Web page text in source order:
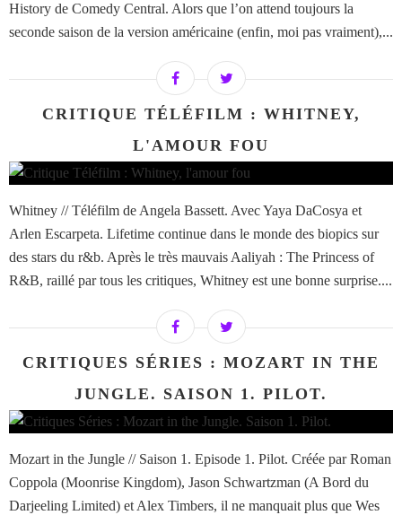
History de Comedy Central. Alors que l’on attend toujours la
seconde saison de la version américaine (enfin, moi pas vraiment),...
CRITIQUE TÉLÉFILM : WHITNEY,
L'AMOUR FOU
Whitney // Téléfilm de Angela Bassett. Avec Yaya DaCosya et
Arlen Escarpeta. Lifetime continue dans le monde des biopics sur
des stars du r&b. Après le très mauvais Aaliyah : The Princess of
R&B, raillé par tous les critiques, Whitney est une bonne surprise....
CRITIQUES SÉRIES : MOZART IN THE
JUNGLE. SAISON 1. PILOT.
Mozart in the Jungle // Saison 1. Episode 1. Pilot. Créée par Roman
Coppola (Moonrise Kingdom), Jason Schwartzman (A Bord du
Darjeeling Limited) et Alex Timbers, il ne manquait plus que Wes